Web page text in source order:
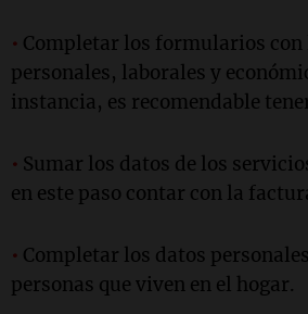
• Completar los formularios con
personales, laborales y
instancia, es recomendable
• Sumar los datos de los
en este paso contar con la
• Completar los datos
personas que viven en el hogar.